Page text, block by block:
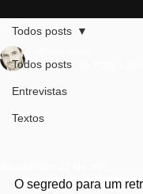
Todos posts
Entrevistas
Textos
Todos posts
O Segredo de
Autêntico:
20 de out. de 2024
O segredo para um